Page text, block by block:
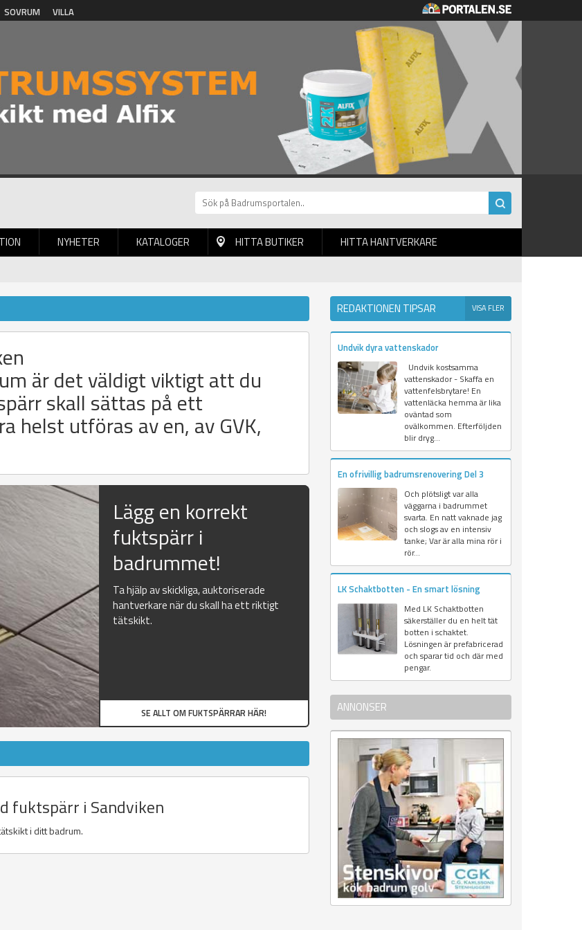
SOVRUM VILLA
NYHETER KATALOGER HITTA BUTIKER HITTA HANTVERKARE
är det väldigt viktigt att du
skall sättas på ett
helst utföras av en, av GVK,
Lägg en korrekt
fuktspärr i
badrummet!
Ta hjälp av skickliga, auktoriserade
hantverkare när du skall ha ett riktigt
tätskikt.
SE ALLT OM FUKTSPÄRRAR HÄR!
fuktspärr i Sandviken
i ditt badrum.
REDAKTIONEN TIPSAR VISA FLER
Undvik dyra vattenskador
Undvik kostsamma
vattenskador - Skaffa en
vattenfelsbrytare! En
vattenläcka hemma är lika
oväntad som
ovälkommen. Efterföljden
blir dryg...
En ofrivillig badrumsrenovering Del 3
Och plötsligt var alla
väggarna i badrummet
svarta. En natt vaknade jag
och slogs av en intensiv
tanke; Var är alla mina rör i
rör...
LK Schaktbotten - En smart lösning
Med LK Schaktbotten
säkerställer du en helt tät
botten i schaktet.
Lösningen är prefabricerad
och sparar tid och där med
pengar.
ANNONSER